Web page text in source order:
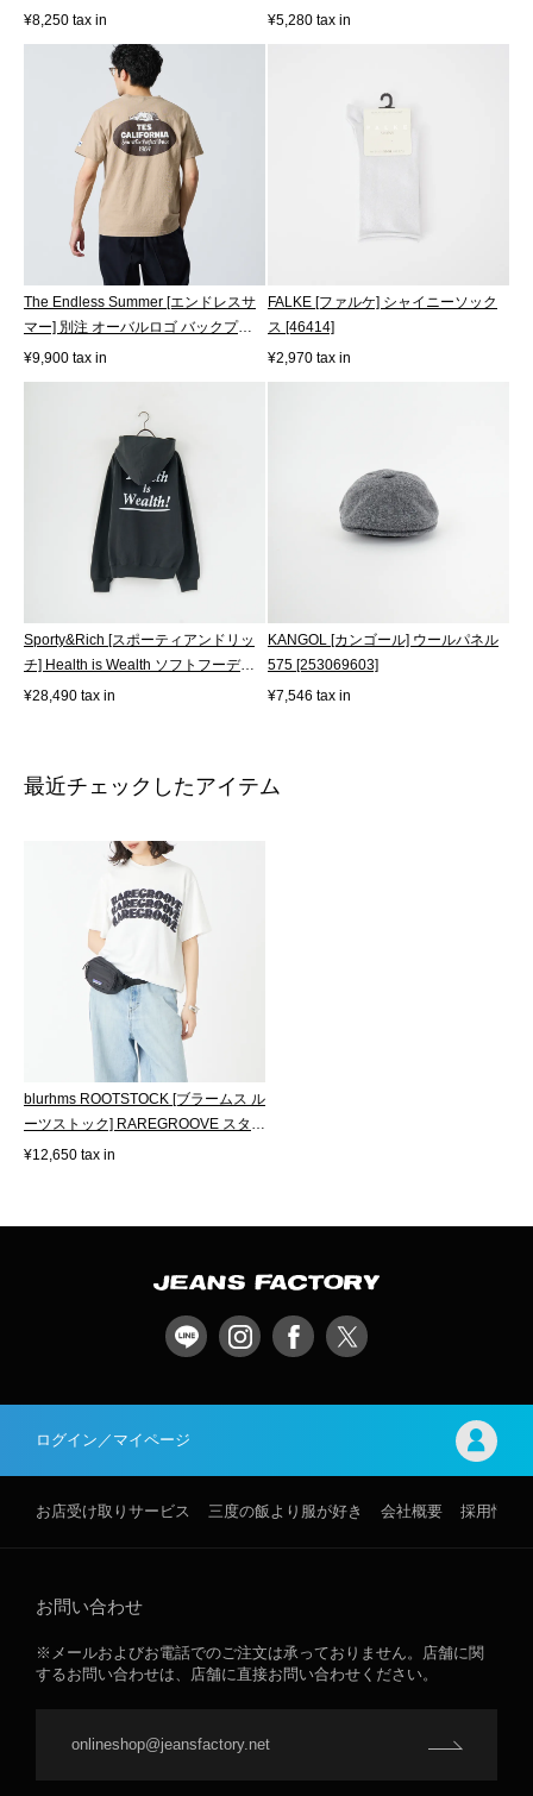
ロ...
¥8,250 tax in
ニ...
¥5,280 tax in
The Endless Summer [エンドレスサ
マー] 別注 オーバルロゴ バックプリ
ント...
¥9,900 tax in
FALKE [ファルケ] シャイニーソック
ス [46414]
¥2,970 tax in
Sporty&Rich [スポーティアンドリッ
チ] Health is Wealth ソフトフーディ
[...
¥28,490 tax in
KANGOL [カンゴール] ウールパネル
575 [253069603]
¥7,546 tax in
最近チェックしたアイテム
blurhms ROOTSTOCK [ブラームス ル
ーツストック] RAREGROOVE スタン
ダード...
¥12,650 tax in
ログイン／マイページ
お店受け取りサービス 三度の飯より服が好き 会社概要 採用情報
お問い合わせ
※メールおよびお電話でのご注文は承っておりません。店舗に関
するお問い合わせは、店舗に直接お問い合わせください。
onlineshop@jeansfactory.net